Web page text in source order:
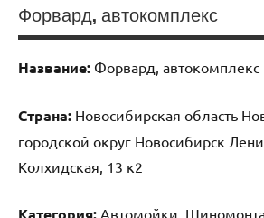
Форвард, автокомплекс
Название: Форвард, автокомплекс
Страна: Новосибирская область
городской округ Новосибирск
Колхидская, 13 к2
Категория: Автомойки,